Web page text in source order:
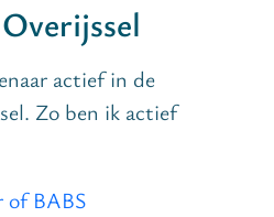
actief in de
Zo ben ik actief
of BABS